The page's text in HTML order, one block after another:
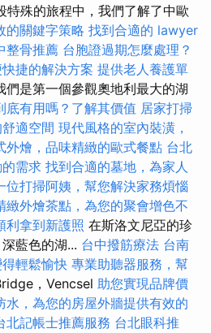
特殊的旅程中，我們了解了中歐
的關鍵字策略 找到合適的 lawyer
整骨推薦 台胞證過期怎麼處理？
捷的解決方案 提供老人養護單
們是第一個參觀奧地利最大的湖
底有用嗎？了解其價值 居家打掃
適空間 現代風格的室內裝潢，
外燴，品味精緻的歐式餐點 台北
需求 找到合適的墓地，為家人
位打掃阿姨，幫您解決家務煩惱
緻外燴茶點，為您的聚會增色不
利拿到新護照 在斯洛文尼亞的珍
藍色的湖... 台中撥筋療法 台南
輕鬆愉快 專業助聽器服務，幫
，Vencsel 助您實現品牌價
水，為您的房屋外牆提供有效的
北記帳士推薦服務 台北眼科推